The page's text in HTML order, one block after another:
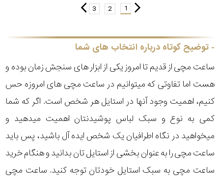
1
2
3
توضیح کوتاه درباره انتخاب های شما
ساعت مچی از قدیم تا امروز یکی از ابزار های سنجش زمان بوده و
هست اما تفاوتی که میتوانیم در ساعت مچی های امروزه حس
کنیم، اهمیت وجود آنها در استایل هر شخص است. اگر که شما
کمی به نوع و سبک لباس پوشیدنتان اهمیت میدهید و
میخواهید در نگاه اطرافیان یک شخص ایده آل باشید، پس باید
ساعت مچی را به عنوان بخشی از استایل تان بدانید و هنگام خرید
ساعت مچی به سبک استایل خودتان توجه کنید. ساعت مچی